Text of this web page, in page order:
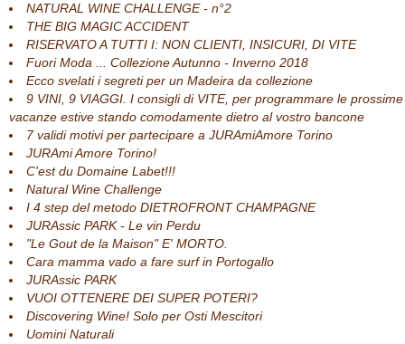
NATURAL WINE CHALLENGE - n°2
THE BIG MAGIC ACCIDENT
RISERVATO A TUTTI I: NON CLIENTI, INSICURI, DI VITE
Fuori Moda ... Collezione Autunno - Inverno 2018
Ecco svelati i segreti per un Madeira da collezione
9 VINI, 9 VIAGGI. I consigli di VITE, per programmare le prossime
vacanze estive stando comodamente dietro al vostro bancone
7 validi motivi per partecipare a JURAmiAmore Torino
JURAmi Amore Torino!
C'est du Domaine Labet!!!
Natural Wine Challenge
I 4 step del metodo DIETROFRONT CHAMPAGNE
JURAssic PARK - Le vin Perdu
"Le Gout de la Maison" E' MORTO.
Cara mamma vado a fare surf in Portogallo
JURAssic PARK
VUOI OTTENERE DEI SUPER POTERI?
Discovering Wine! Solo per Osti Mescitori
Uomini Naturali